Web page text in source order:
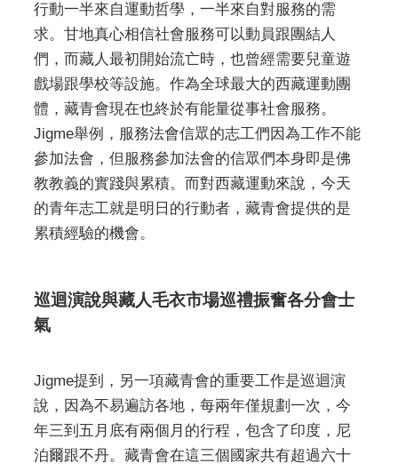
行動一半來自運動哲學，一半來自對服務的需
求。甘地真心相信社會服務可以動員跟團結人
們，而藏人最初開始流亡時，也曾經需要兒童遊
戲場跟學校等設施。作為全球最大的西藏運動團
體，藏青會現在也終於有能量從事社會服務。
Jigme舉例，服務法會信眾的志工們因為工作不能
參加法會，但服務參加法會的信眾們本身即是佛
教教義的實踐與累積。而對西藏運動來說，今天
的青年志工就是明日的行動者，藏青會提供的是
累積經驗的機會。
巡迴演說與藏人毛衣市場巡禮振奮各分會士
氣
Jigme提到，另一項藏青會的重要工作是巡迴演
說，因為不易遍訪各地，每兩年僅規劃一次，今
年三到五月底有兩個月的行程，包含了印度，尼
泊爾跟不丹。藏青會在這三個國家共有超過六十